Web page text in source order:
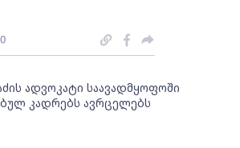
ადვოკატი საავადმყოფოში
კადრებს ავრცელებს